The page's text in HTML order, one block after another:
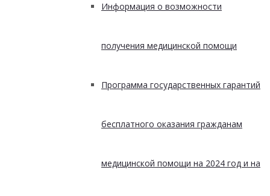
Информация о возможности
получения медицинской помощи
Программа государственных гарантий
бесплатного оказания гражданам
медицинской помощи на 2024 год и на